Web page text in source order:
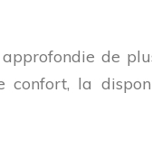
de
confort, la